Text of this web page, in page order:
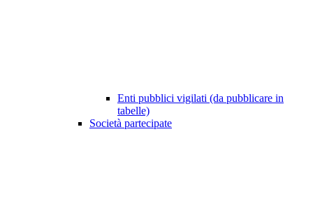
Enti pubblici vigilati (da pubblicare in
tabelle)
Società partecipate